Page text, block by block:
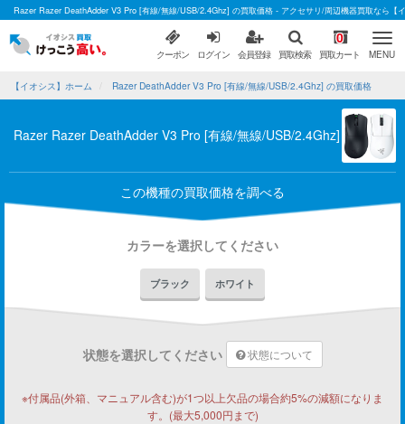
Razer Razer DeathAdder V3 Pro [有線/無線/USB/2.4Ghz] の買取価格 - アクセサリ/周辺機器買取なら【
クーポン ログイン 会員登録 買取検索
0
買取カート MENU
【イオシス】ホーム Razer DeathAdder V3 Pro [有線/無線/USB/2.4Ghz] の買取価格
Razer Razer DeathAdder V3 Pro [有線/無線/USB/2.4Ghz]
この機種の買取価格を調べる
カラーを選択してください
ブラック ホワイト
状態を選択してください 状態について
※付属品(外箱、マニュアル含む)が1つ以上欠品の場合約5%の減額になりま
す。(最大5,000円まで)